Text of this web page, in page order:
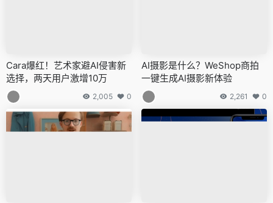
Cara爆红！艺术家避AI侵害新
选择，两天用户激增10万
2,005 0
AI摄影是什么？WeShop商拍
一键生成AI摄影新体验
2,261 0